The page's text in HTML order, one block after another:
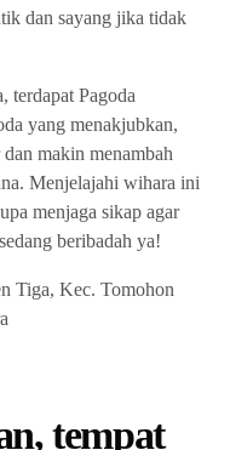
dan sayang jika tidak
terdapat Pagoda
yang menakjubkan,
makin menambah
Menjelajahi wihara ini
menjaga sikap agar
beribadah ya!
Tiga, Kec. Tomohon
tempat